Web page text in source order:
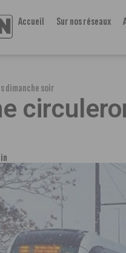
Accueil Sur nos réseaux
dimanche soir